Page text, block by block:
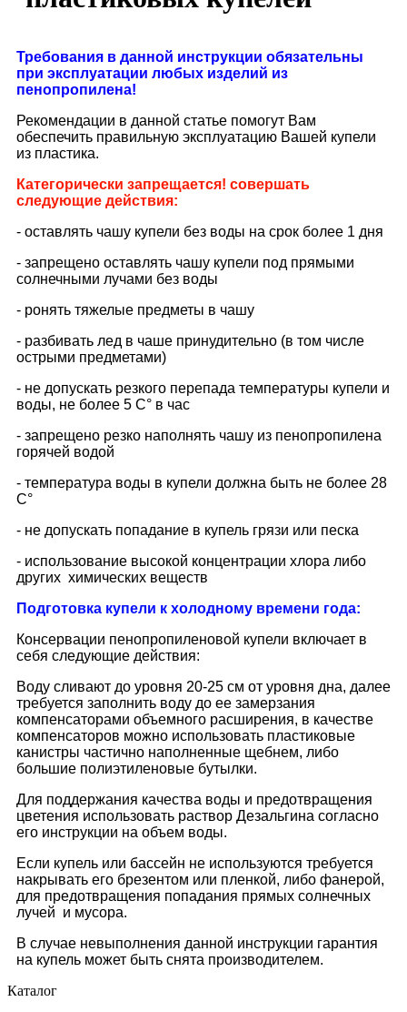
Требования в данной инструкции обязательны
при эксплуатации любых изделий из
пенопропилена!
Рекомендации в данной статье помогут Вам
обеспечить правильную эксплуатацию Вашей купели
из пластика.
Категорически запрещается! совершать
следующие действия:
- оставлять чашу купели без воды на срок более 1 дня
- запрещено оставлять чашу купели под прямыми
солнечными лучами без воды
- ронять тяжелые предметы в чашу
- разбивать лед в чаше принудительно (в том числе
острыми предметами)
- не допускать резкого перепада температуры купели и
воды, не более 5 С° в час
- запрещено резко наполнять чашу из пенопропилена
горячей водой
- температура воды в купели должна быть не более 28
С°
- не допускать попадание в купель грязи или песка
- использование высокой концентрации хлора либо
других химических веществ
Подготовка купели к холодному времени года:
Консервации пенопропиленовой купели включает в
себя следующие действия:
Воду сливают до уровня 20-25 см от уровня дна, далее
требуется заполнить воду до ее замерзания
компенсаторами объемного расширения, в качестве
компенсаторов можно использовать пластиковые
канистры частично наполненные щебнем, либо
большие полиэтиленовые бутылки.
Для поддержания качества воды и предотвращения
цветения использовать раствор Дезальгина согласно
его инструкции на объем воды.
Если купель или бассейн не используются требуется
накрывать его брезентом или пленкой, либо фанерой,
для предотвращения попадания прямых солнечных
лучей и мусора.
В случае невыполнения данной инструкции гарантия
на купель может быть снята производителем.
Каталог